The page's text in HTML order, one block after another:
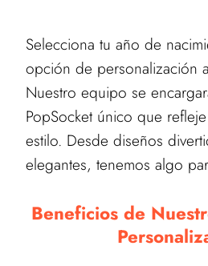
Selecciona tu año de
opción de personalización
Nuestro equipo se
PopSocket único que
estilo. Desde diseños
elegantes, tenemos algo
Beneficios de